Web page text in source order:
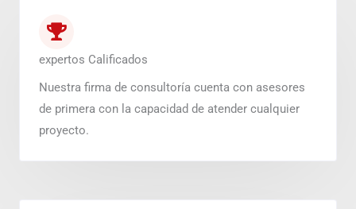
expertos Calificados
Nuestra firma de consultoría cuenta con asesores
de primera con la capacidad de atender cualquier
proyecto.